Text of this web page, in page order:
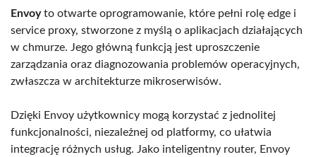
Envoyto otwarte oprogramowanie, które pełni rolę edge i
service proxy, stworzone z myślą o aplikacjach działających
w chmurze. Jego główną funkcją jest uproszczenie
zarządzania oraz diagnozowania problemów operacyjnych,
zwłaszcza w architekturze mikroserwisów.
Dzięki Envoy użytkownicy mogą korzystać z jednolitej
funkcjonalności, niezależnej od platformy, co ułatwia
integrację różnych usług. Jako inteligentny router, Envoy